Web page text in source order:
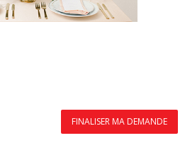
FINALISER MA DEMANDE